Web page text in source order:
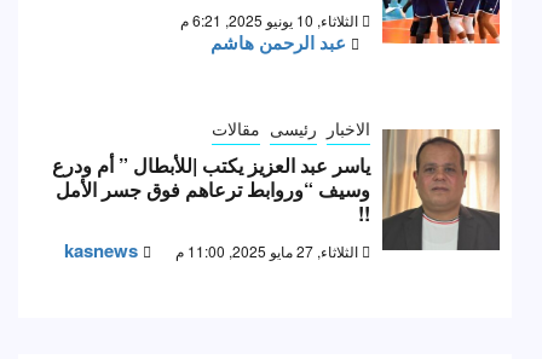
الثلاثاء, 10 يونيو 2025, 6:21 م
عبد الرحمن هاشم
الاخبار رئيسى مقالات
ياسر عبد العزيز يكتب |للأبطال ” أم ودرع
وسيف “وروابط ترعاهم فوق جسر الأمل
!!
الثلاثاء, 27 مايو 2025, 11:00 م kasnews